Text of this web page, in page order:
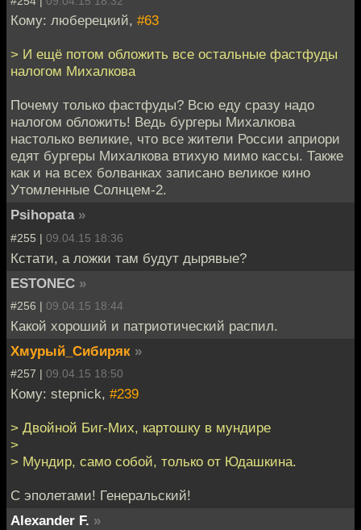
Кому: люберецкий, #63
> И ещё потом обложить все остальные фастфуды
налогом Михалкова
Почему только фастфуды? Всю еду сразу надо
налогом обложить! Ведь бургеры Михалкова
настолько великие, что все жители России априори
едят бургеры Михалкова втихую мимо кассы. Также
как и на всех болванках записано великое кино
Утомленные Солнцем-2.
Psihopata »
#255 | 09.04.15 18:36
Кстати, а ложки там будут дырявые?
ESTONEC »
#256 | 09.04.15 18:44
Какой хороший и патриотический распил.
Хмурый_Сибиряк »
#257 | 09.04.15 18:50
Кому: stepnick, #239
> Двойной Биг-Мих, картошку в мундире
>
> Мундир, само собой, только от Юдашкина.
С эполетами! Генеральский!
Alexander F. »